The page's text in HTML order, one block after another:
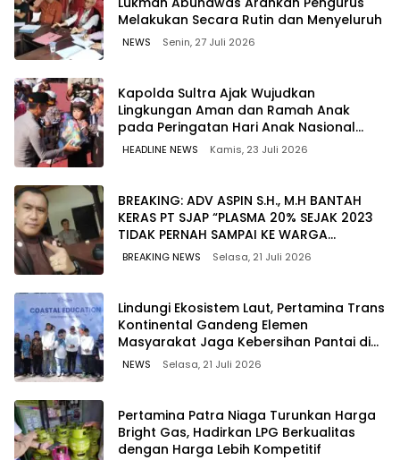
Melakukan Secara Rutin dan Menyeluruh
NEWS Senin, 27 Juli 2026
Kapolda Sultra Ajak Wujudkan
Lingkungan Aman dan Ramah Anak
pada Peringatan Hari Anak Nasional
2026
HEADLINE NEWS Kamis, 23 Juli 2026
BREAKING: ADV ASPIN S.H., M.H BANTAH
KERAS PT SJAP “PLASMA 20% SEJAK 2023
TIDAK PERNAH SAMPAI KE WARGA
WAWOONE!
BREAKING NEWS Selasa, 21 Juli 2026
Lindungi Ekosistem Laut, Pertamina Trans
Kontinental Gandeng Elemen
Masyarakat Jaga Kebersihan Pantai di
Bitung, Sulawesi
NEWS Selasa, 21 Juli 2026
Pertamina Patra Niaga Turunkan Harga
Bright Gas, Hadirkan LPG Berkualitas
dengan Harga Lebih Kompetitif